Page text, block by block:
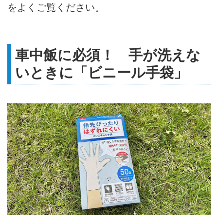
をよくご覧ください。
車中飯に必須！ 手が洗えな
いときに「ビニール手袋」